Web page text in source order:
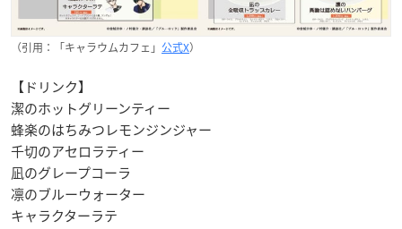
（引用：「キャラウムカフェ」 公式X）
【ドリンク】
潔のホットグリーンティー
蜂楽のはちみつレモンジンジャー
千切のアセロラティー
凪のグレープコーラ
凛のブルーウォーター
キャラクターラテ